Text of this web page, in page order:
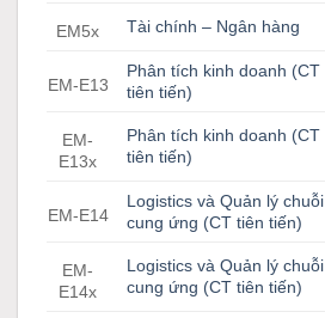
EM5x Tài chính – Ngân hàng
EM-E13
Phân tích kinh doanh (CT
tiên tiến)
EM-
E13x
Phân tích kinh doanh (CT
tiên tiến)
EM-E14
Logistics và Quản lý chuỗi
cung ứng (CT tiên tiến)
EM-
E14x
Logistics và Quản lý chuỗi
cung ứng (CT tiên tiến)